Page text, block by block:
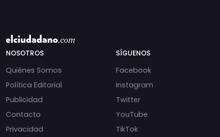
NOSOTROS
Quiénes Somos
Política Editorial
Publicidad
Contacto
Privacidad
SÍGUENOS
Facebook
Instagram
Twitter
YouTube
TikTok